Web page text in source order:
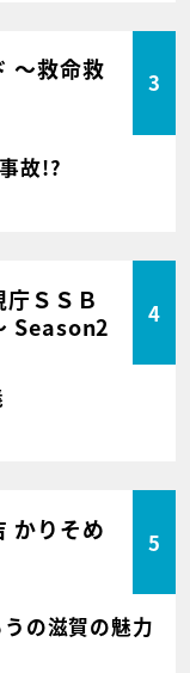
～救命救
3
故!?
ＳＳＢ
Season2
4
かりそめ
5
の滋賀の魅力